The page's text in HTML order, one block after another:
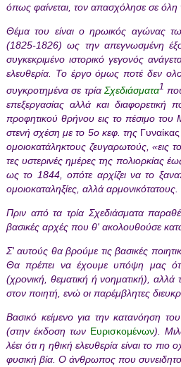
όπως φαίνεται, τον απασχόλησε σε όλη
Θέμα του είναι ο ηρωικός αγώνας
(1825-1826) ως την απεγνωσμένη
συγκεκριμένο ιστορικό γεγονός
ελευθερία. Το έργο όμως ποτέ δεν
συγκροτημένα σε τρία Σχεδιάσματα1
επεξεργασίας αλλά και διαφορετική
προφητικού θρήνου εις το πέσιμο
στενή σχέση με το 5ο κεφ. της
ομοιοκατάληκτους ζευγαρωτούς, «εις
τες υστερινές ημέρες της πολιορκίας
ως το 1844, οπότε αρχίζει να το
ομοιοκαταληξίες, αλλά αρμονικότατους.
Πριν από τα τρία Σχεδιάσματα
βασικές αρχές που θ' ακολουθούσε
Σ' αυτούς θα βρούμε τις βασικές
Θα πρέπει να έχουμε υπόψη μας
(χρονική, θεματική ή νοηματική),
στον ποιητή, ενώ οι παρέμβλητες
Βασικό κείμενο για την κατανόηση
(στην έκδοση των Ευρισκομένων).
λέει ότι η ηθική ελευθερία είναι το
φυσική βία. Ο άνθρωπος που